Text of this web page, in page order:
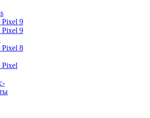
Pixel 9
Pixel 9
Pixel 8
Pixel